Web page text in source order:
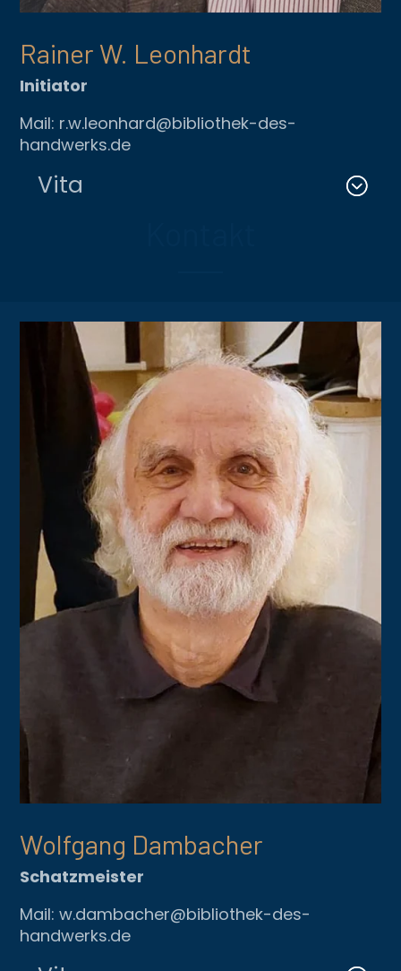
Rainer W. Leonhardt
Initiator
Mail: r.w.leonhard@bibliothek-des-
handwerks.de
Vita
Wolfgang Dambacher
Schatzmeister
Mail: w.dambacher@bibliothek-des-
handwerks.de